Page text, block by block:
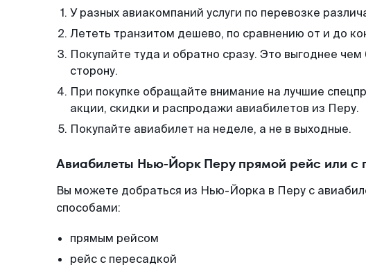
У разных авиакомпаний услуги по перевозке
Лететь транзитом дешево, по сравнению от и до
Покупайте туда и обратно сразу. Это выгоднее
сторону.
При покупке обращайте внимание на лучшие
акции, скидки и распродажи авиабилетов из Перу.
Покупайте авиабилет на неделе, а не в выходные.
Авиабилеты Нью-Йорк Перу прямой рейс или с
Вы можете добраться из Нью-Йорка в Перу с
способами:
прямым рейсом
рейс с пересадкой